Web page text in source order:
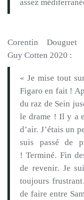
assez
Corentin Douguet
Guy Cotten 2020 :
« Je mise tout
Figaro en fait !
du raz de Sein
le drame ! Il y a
d’air. J’étais un
suis passé de
! Terminé. Fin
de revenir. Je
toujours
de faire entre